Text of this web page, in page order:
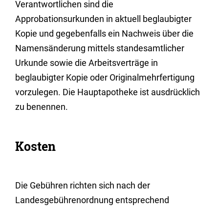
Verantwortlichen sind die
Approbationsurkunden in aktuell beglaubigter
Kopie und gegebenfalls ein Nachweis über die
Namensänderung mittels standesamtlicher
Urkunde sowie die Arbeitsverträge in
beglaubigter Kopie oder Originalmehrfertigung
vorzulegen. Die Hauptapotheke ist ausdrücklich
zu benennen.
Kosten
Die Gebühren richten sich nach der
Landesgebührenordnung entsprechend